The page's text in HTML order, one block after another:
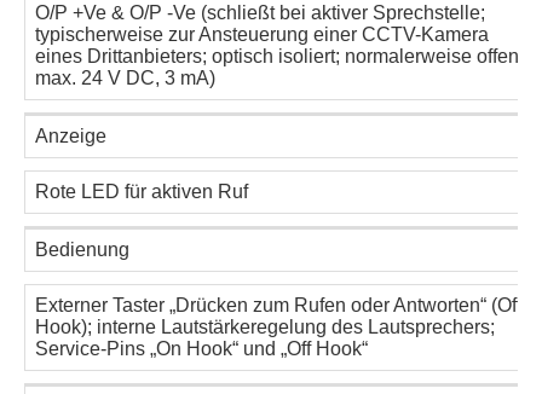
O/P +Ve & O/P -Ve (schließt bei aktiver Sprechstelle;
typischerweise zur Ansteuerung einer CCTV-Kamera
eines Drittanbieters; optisch isoliert; normalerweise offen;
max. 24 V DC, 3 mA)
Anzeige
Rote LED für aktiven Ruf
Bedienung
Externer Taster „Drücken zum Rufen oder Antworten“ (Off
Hook); interne Lautstärkeregelung des Lautsprechers;
Service-Pins „On Hook“ und „Off Hook“